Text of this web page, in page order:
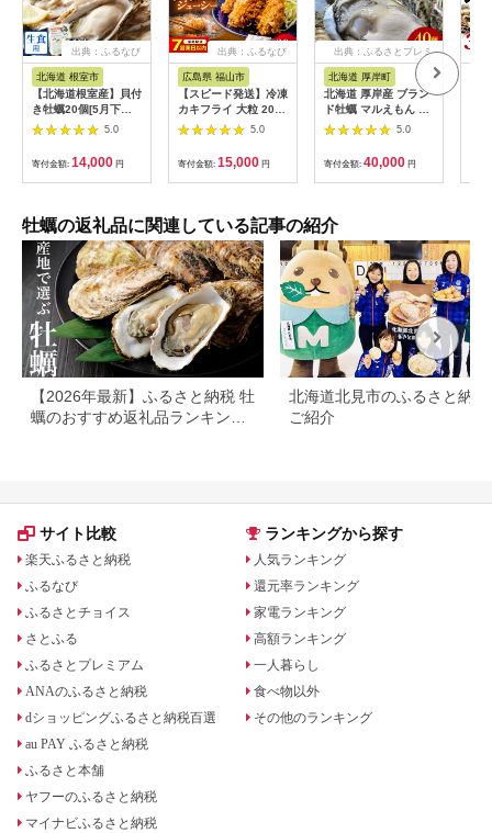
出典：ふるなび
北海道 根室市
【北海道根室産】貝付
き牡蠣20個[5月下旬
以降発送] A-54009
5.0
寄付金額: 14,000 円
出典：ふるなび
広島県 福山市
【スピード発送】冷凍
カキフライ 大粒 20個
[BACG001] カキフラ
5.0
寄付金額: 15,000 円
出典：ふるさとプレミ
アム
北海道 厚岸町
北海道 厚岸産 ブラン
ド牡蠣 マルえもん 殻
付き 牡蠣 LLサイズ
40個 【光輝】 [ 魚貝
類 生牡蠣 海鮮 海の幸
生食用牡蠣 生食用 生
食用殻付き牡蠣 濃厚
5.0
寄付金額: 40,000 円
牡蠣の返礼品に関連している記事の紹介
【2026年最新】ふるさと納税 牡
蠣のおすすめ返礼品ランキング
北海道北見市のふるさと納税
ご紹介
サイト比較
楽天ふるさと納税
ふるなび
ふるさとチョイス
さとふる
ふるさとプレミアム
ANAのふるさと納税
dショッピングふるさと納税百選
au PAY ふるさと納税
ふるさと本舗
ヤフーのふるさと納税
マイナビふるさと納税
ランキングから探す
人気ランキング
還元率ランキング
家電ランキング
高額ランキング
一人暮らし
食べ物以外
その他のランキング